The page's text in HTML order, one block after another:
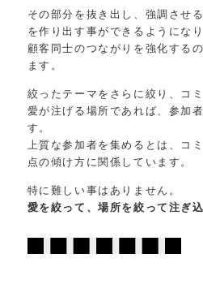
その部分を抜き出し、強調させ
を作り出す事ができるようになり
顧客同士のつながりを強化する
ます。
絞ったテーマをさらに絞り、コ
愛が注げる場所であれば、参加
す。
上質な参加者を集めるとは、コ
点の傾け方に関係しています。
特に難しい事はありません。
愛を絞って、場所を絞って注ぎ